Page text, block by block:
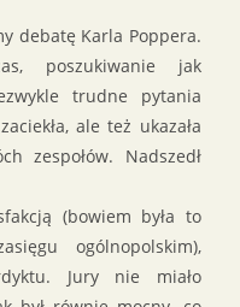
debatę Karla Poppera.
poszukiwanie jak
trudne pytania
ale też ukazała
zespołów. Nadszedł
(bowiem była to
ogólnopolskim),
Jury nie miało